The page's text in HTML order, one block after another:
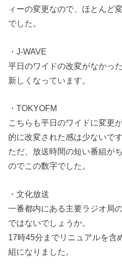
ィーの変更なので、ほとんど
でした。
・J-WAVE
平日のワイドの改変がなかっ
新しくなっています。
・TOKYOFM
こちらも平日のワイドに変更
的に改変された感は少ないです
ただ、放送時間の短い番組が
のでこの数字でした。
・文化放送
一番都内にある主要ラジオ局
ではないでしょうか。
17時45分までリニュアルを含
組になりました。